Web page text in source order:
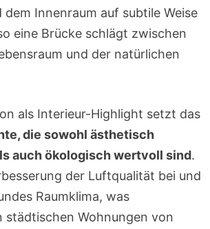
dem Innenraum auf subtile Weise
eine Brücke schlägt zwischen
und der natürlichen
als Interieur-Highlight setzt das
die sowohl ästhetisch
auch ökologisch wertvoll sind.
der Luftqualität bei und
Raumklima, was
städtischen Wohnungen von